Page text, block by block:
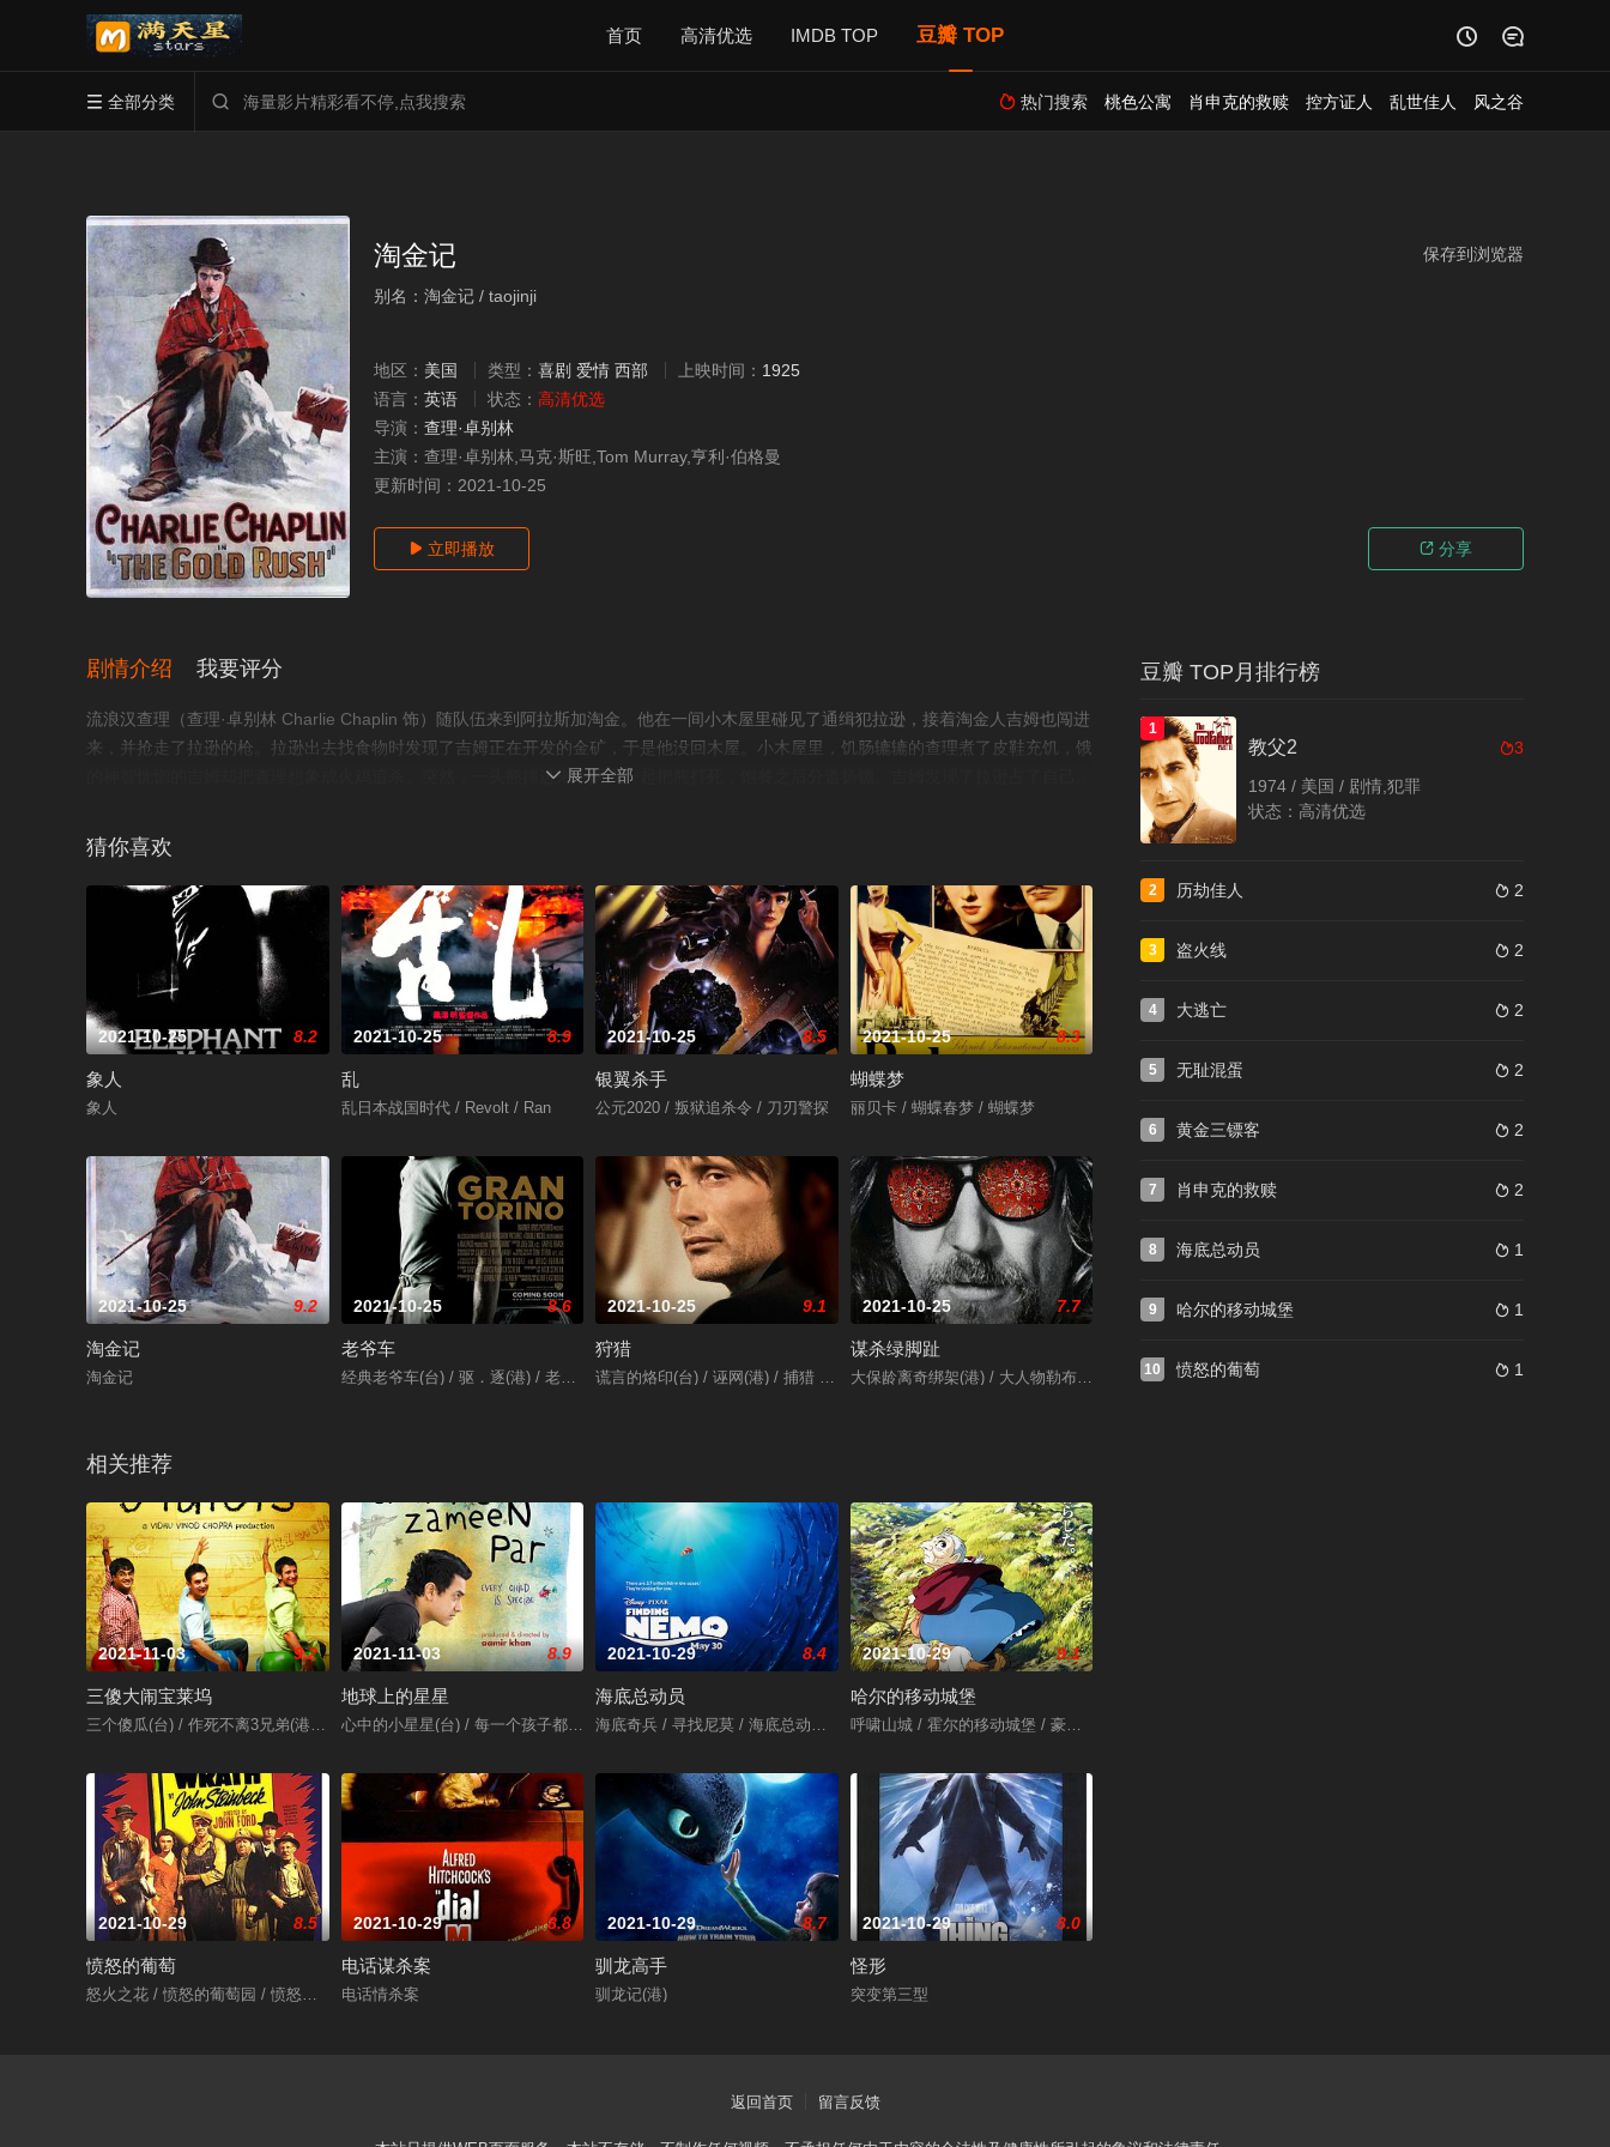
首页 高清优选 IMDB TOP 豆瓣 TOP  
 全部分类   热门搜索 桃色公寓 肖申克的救赎 控方证人 乱世佳人 风之谷
保存到浏览器
淘金记
别名：淘金记 / taojinji
地区： 美国 类型： 喜剧 爱情 西部 上映时间： 1925
语言： 英语 状态： 高清优选
导演： 查理·卓别林
主演： 查理·卓别林,马克·斯旺,Tom Murray,亨利·伯格曼
更新时间： 2021-10-25
 立即播放  分享
剧情介绍 我要评分
流浪汉查理（查理·卓别林 Charlie Chaplin 饰）随队伍来到阿拉斯加淘金。他在一间小木屋里碰见了通缉犯拉逊，接着淘金人吉姆也闯进
来，并抢走了拉逊的枪。拉逊出去找食物时发现了吉姆正在开发的金矿，于是他没回木屋。小木屋里，饥肠辘辘的查理煮了皮鞋充饥，饿
的神智恍惚的吉姆却把查理想象成火鸡追杀。突然，一头熊撞进来，两人一起把熊打死，饱餐之后分道扬镳。吉姆发现了拉逊占了自己的
扰。第二次又巧遇她时，查理邀她除夕共餐，但是乔治亚爽约了，失落的查理只能在幻梦中为她表演舞蹈。被打成失忆的吉姆在镇上重遇
查理，他请查理帮他一起找金矿。两人回到小木屋，却被大风雪吹落下了万丈深渊。醒来时他们惊喜地发现金矿正在身边。查理与吉姆淘
金成功，在回乡的船上遇见困顿的乔治亚。在新闻记者的镜头前，查理与乔治亚亲密拥抱。©豆瓣
 展开全部
猜你喜欢
2021-10-25 8.2
象人
象人
2021-10-25 8.9
乱
乱日本战国时代 / Revolt / Ran
2021-10-25 8.5
银翼杀手
公元2020 / 叛狱追杀令 / 刀刃警探
2021-10-25 8.3
蝴蝶梦
丽贝卡 / 蝴蝶春梦 / 蝴蝶梦
2021-10-25 9.2
淘金记
淘金记
2021-10-25 8.6
老爷车
经典老爷车(台) / 驱．逐(港) / 老爷车
2021-10-25 9.1
狩猎
谎言的烙印(台) / 诬网(港) / 捕猎 / The Hunt
2021-10-25 7.7
谋杀绿脚趾
大保龄离奇绑架(港) / 大人物勒布斯基 / 勒布斯基老大 / 利布斯基老大 / 了不起的勒布斯基 / 了不起的勒博斯基
相关推荐
2021-11-03 9.2
三傻大闹宝莱坞
三个傻瓜(台) / 作死不离3兄弟(港) / 三个白痴 / 三个傻蛋 / 三个呆瓜 / 三生万悟 / 寻找兰彻 / Three Idiots
2021-11-03 8.9
地球上的星星
心中的小星星(台) / 每一个孩子都是特别的 / तारे ज़मीन पर / Like Stars on Earth
2021-10-29 8.4
海底总动员
海底奇兵 / 寻找尼莫 / 海底总动员3D / Finding Nemo 3D
2021-10-29 9.1
哈尔的移动城堡
呼啸山城 / 霍尔的移动城堡 / 豪尔的机动城堡 / Howl's Moving Castle / Hauru no ugoku shiro
2021-10-29 8.5
愤怒的葡萄
怒火之花 / 愤怒的葡萄园 / 愤怒的葡萄
2021-10-29 8.8
电话谋杀案
电话情杀案
2021-10-29 8.7
驯龙高手
驯龙记(港)
2021-10-29 8.0
怪形
突变第三型
豆瓣 TOP月排行榜
1
3
教父2
1974 / 美国 / 剧情,犯罪
状态：高清优选
2  2
历劫佳人
3  2
盗火线
4  2
大逃亡
5  2
无耻混蛋
6  2
黄金三镖客
7  2
肖申克的救赎
8  1
海底总动员
9  1
哈尔的移动城堡
10  1
愤怒的葡萄
返回首页 留言反馈